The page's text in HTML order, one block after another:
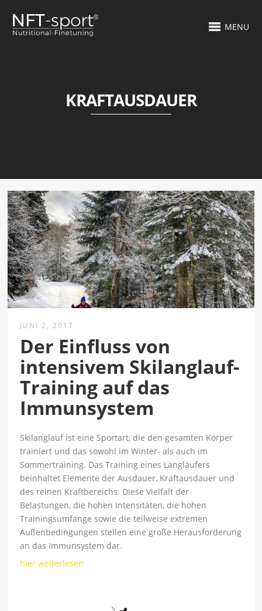
MENU
KRAFTAUSDAUER
JUNI 2, 2017
Der Einfluss von
intensivem Skilanglauf-
Training auf das
Immunsystem
Skilanglauf ist eine Sportart, die den gesamten Körper
trainiert und das sowohl im Winter- als auch im
Sommertraining. Das Training eines Langläufers
beinhaltet Elemente der Ausdauer, Kraftausdauer und
des reinen Kraftbereichs. Diese Vielfalt der
Belastungen, die hohen Intensitäten, die hohen
Trainingsumfänge sowie die teilweise extremen
Außenbedingungen stellen eine große Herausforderung
an das Immunsystem dar.
hier weiterlesen